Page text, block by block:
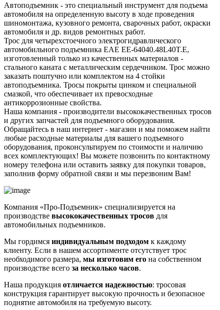
Автоподъемник - это специальный инструмент для подъема
автомобиля на определенную высоту в ходе проведения
шиномонтажа, кузовного ремонта, сварочных работ, окраски
автомобиля и др. видов ремонтных работ.
Трос для четырехстоечного электрогидравлического
автомобильного подъемника EAE EE-64040.48L40T.E,
изготовленный только из качественных материалов -
стального каната с металлическим сердечником. Трос можно
заказать поштучно или комплектом на 4 стойки
автоподъемника. Тросы покрыты цинком и специальной
смазкой, что обеспечивает их превосходные
антикоррозионные свойства.
Наша компания - производители высококачественных тросов
и других запчастей для подъемного оборудования.
Обращайтесь в наш интернет - магазин и мы поможем найти
любые расходные материалы для вашего подъемного
оборудования, проконсультируем по стоимости и наличию
всех комплектующих! Вы можете позвонить по контактному
номеру телефона или оставить заявку для покупки товаров,
заполнив форму обратной связи и мы перезвоним Вам!
Компания «Про-Подъемник» специализируется на
производстве высококачественных тросов для
автомобильных подъемников.
Мы гордимся индивидуальным подходом к каждому
клиенту. Если в нашем ассортименте отсутствует трос
необходимого размера, мы изготовим его на собственном
производстве всего за несколько часов.
Наша продукция отличается надежностью: тросовая
конструкция гарантирует высокую прочность и безопасное
поднятие автомобиля на требуемую высоту.